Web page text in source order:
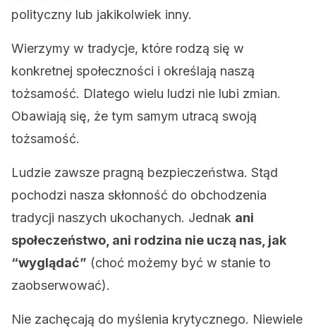
polityczny lub jakikolwiek inny.
Wierzymy w tradycje, które rodzą się w
konkretnej społeczności i określają naszą
tożsamość. Dlatego wielu ludzi nie lubi zmian.
Obawiają się, że tym samym utracą swoją
tożsamość.
Ludzie zawsze pragną bezpieczeństwa. Stąd
pochodzi nasza skłonność do obchodzenia
tradycji naszych ukochanych. Jednak ani
społeczeństwo, ani rodzina nie uczą nas, jak
“wyglądać” (choć możemy być w stanie to
zaobserwować).
Nie zachęcają do myślenia krytycznego. Niewiele